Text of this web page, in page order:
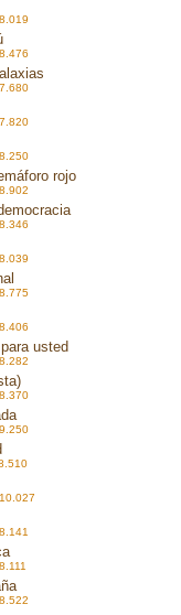
rojo
usted